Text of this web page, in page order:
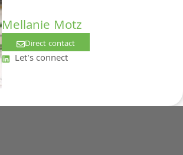
Mellanie Motz
Direct contact
Let's connect